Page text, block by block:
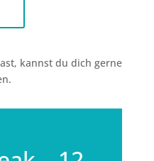
kannst du dich gerne